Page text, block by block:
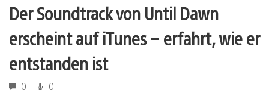
Der Soundtrack von Until Dawn
erscheint auf iTunes – erfahrt, wie er
entstanden ist
0 0